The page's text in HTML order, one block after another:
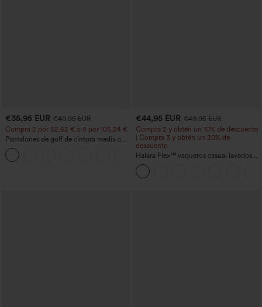
€35,95 EUR €40,95 EUR
Compra 2 por 52,62 € o 4 por 105,24 €.
Pantalones de golf de cintura media con
cordón, dobladillo curvo, secado rápido,
de corte cónico y con bolsillos - UPF40+
+2
€44,95 EUR €49,95 EUR
Compra 2 y obtén un 10% de descuento
| Compra 3 y obtén un 20% de
descuento
Halara Flex™ vaqueros casual lavados
asimétricos de tiro bajo con bolsillos
con cremallera, corte baggy y pierna
ancha